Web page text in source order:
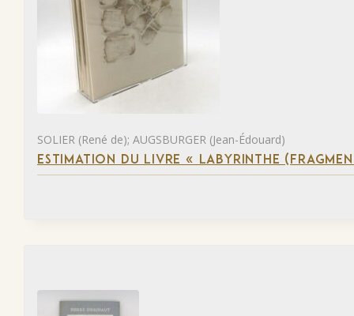
SOLIER (René de); AUGSBURGER (Jean-Édouard)
ESTIMATION DU LIVRE « LABYRINTHE